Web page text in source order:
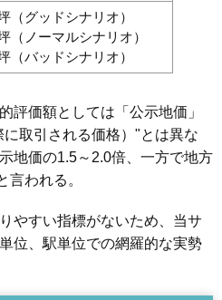
（グッドシナリオ）
（ノーマルシナリオ）
（バッドシナリオ）
価額としては「公示地価」
取引される価格）"とは異な
地価の1.5～2.0倍、一方で地方
言われる。
やすい指標がないため、当サ
位、駅単位での網羅的な実勢